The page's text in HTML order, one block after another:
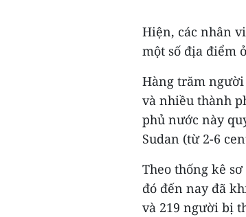
Hiện, các nhân
một số địa điểm
Hàng trăm
và nhiều thành
phủ nước này
Sudan (từ 2-6
Theo thống kê
đó đến nay đã
và 219 người bị